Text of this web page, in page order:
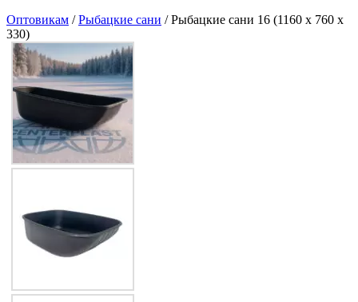
Оптовикам /Рыбацкие сани / Рыбацкие сани 16 (1160 х 760 х
330)